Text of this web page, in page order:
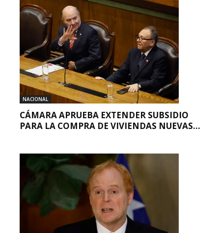
NACIONAL
CÁMARA APRUEBA EXTENDER SUBSIDIO
PARA LA COMPRA DE VIVIENDAS NUEVAS...